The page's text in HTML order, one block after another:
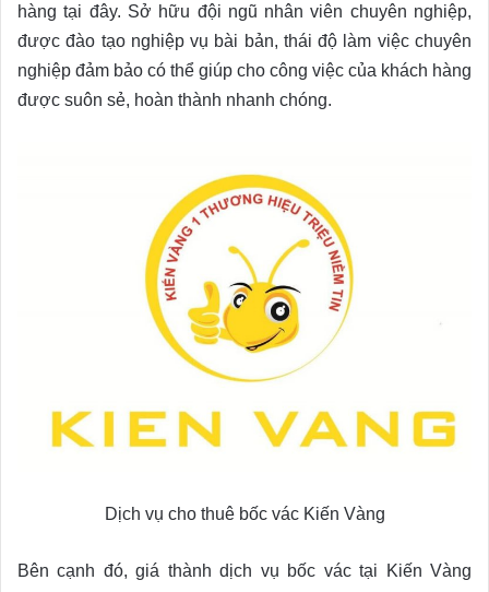
hàng tại đây. Sở hữu đội ngũ nhân viên chuyên nghiệp,
được đào tạo nghiệp vụ bài bản, thái độ làm việc chuyên
nghiệp đảm bảo có thể giúp cho công việc của khách hàng
được suôn sẻ, hoàn thành nhanh chóng.
Dịch vụ cho thuê bốc vác Kiến Vàng
Bên cạnh đó, giá thành dịch vụ bốc vác tại Kiến Vàng